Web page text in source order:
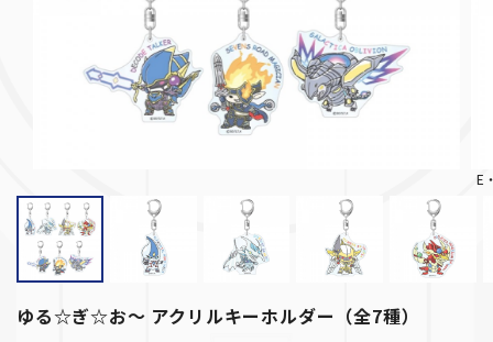
E
ゆる☆ぎ☆お～ アクリルキーホルダー（全7種）